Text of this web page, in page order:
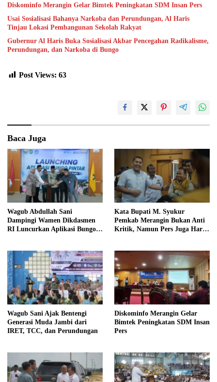
Diskominfo Merangin Gelar Bimtek Peningkatan SDM Insan Pers
Usai Sosialisasi Bahanya Narkoba dan Perundungan, Al Haris
Tinjau Lokasi Pembangunan Sekolah Rakyat
Gubernur Al Haris Buka Sosialisasi Akbar Pencegahan Radikalisme,
Perundungan, dan Narkoba di Bungo
Post Views: 63
Baca Juga
Wagub Abdullah Sani
Dampingi Wamen Dikdasmen
RI Luncurkan Aplikasi Bungo
Kata Bupati M. Syukur
Pemkab Merangin Bukan Anti
Kritik, Namun Pers Juga Harus
Wagub Sani Ajak Bentengi
Generasi Muda Jambi dari
IRET, TCC, dan Perundungan
Diskominfo Merangin Gelar
Bimtek Peningkatan SDM Insan
Pers